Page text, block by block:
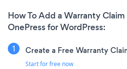
How To Add a Warranty
OnePress for WordPress:
Create a Free Warranty
Start for free now